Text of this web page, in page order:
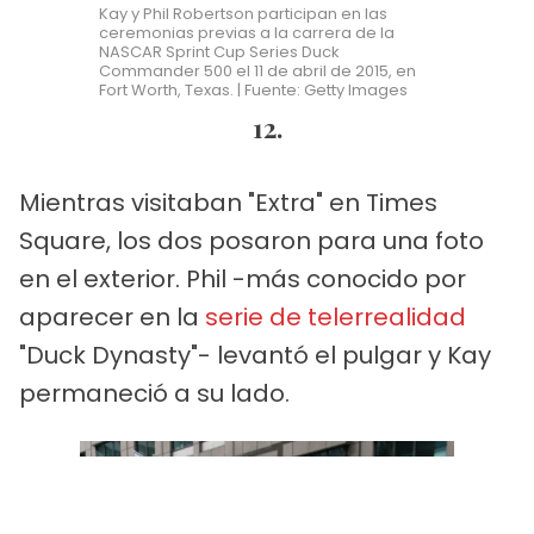
Kay y Phil Robertson participan en las
ceremonias previas a la carrera de la
NASCAR Sprint Cup Series Duck
Commander 500 el 11 de abril de 2015, en
Fort Worth, Texas. | Fuente: Getty Images
12.
Mientras visitaban "Extra" en Times
Square, los dos posaron para una foto
en el exterior. Phil -más conocido por
aparecer en la serie de telerrealidad
"Duck Dynasty"- levantó el pulgar y Kay
permaneció a su lado.